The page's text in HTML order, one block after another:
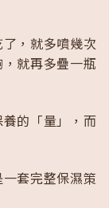
，就多噴幾次
就再多疊一瓶
的「量」，而
套完整保濕策